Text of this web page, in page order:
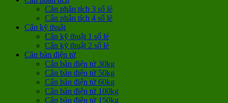
Cân phân tích 3 số lẻ
Cân phân tích 4 số lẻ
Cân kỹ thuật
Cân kỹ thuật 1 số lẻ
Cân kỹ thuật 2 số lẻ
Cân bàn điện tử
Cân bàn điện tử 30kg
Cân bàn điện tử 50kg
Cân bàn điện tử 60kg
Cân bàn điện tử 100kg
Cân bàn điện tử 150kg